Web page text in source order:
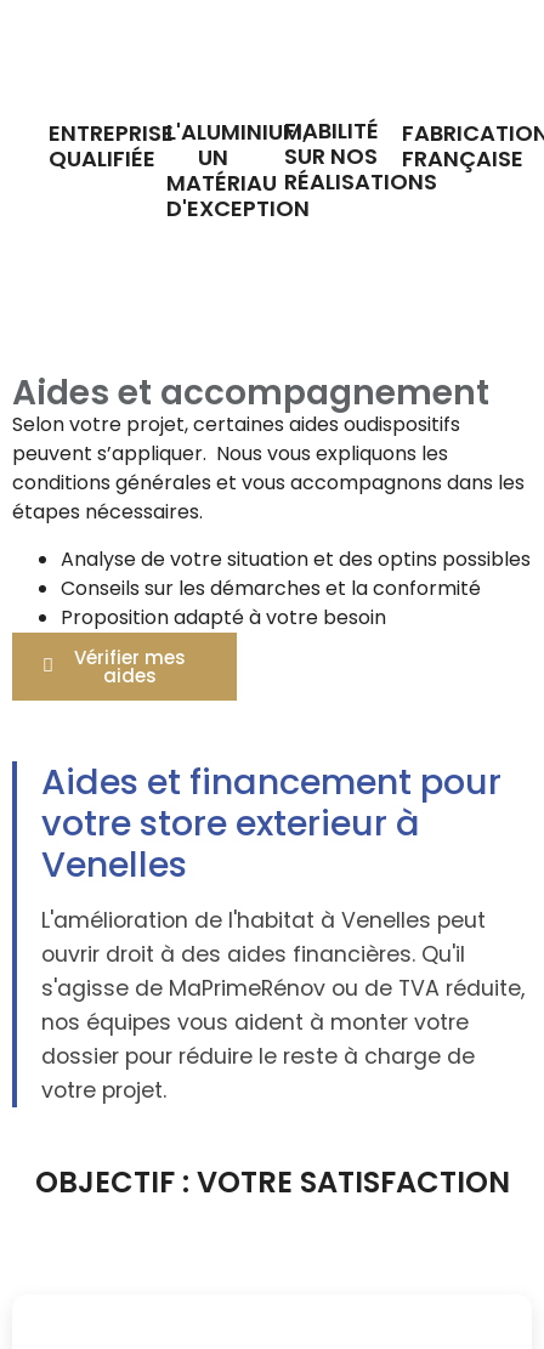
ENTREPRISE
QUALIFIÉE
L'ALUMINIUM,
UN
MATÉRIAU
D'EXCEPTION
FIABILITÉ
SUR NOS
RÉALISATIONS
FRANÇAISE
Aides et accompagnement
Selon votre projet, certaines aides oudispositifs
peuvent s’appliquer. Nous vous expliquons les
conditions générales et vous accompagnons dans les
étapes nécessaires.
Analyse de votre situation et des optins possibles
Conseils sur les démarches et la conformité
Proposition adapté à votre besoin
Vérifier mes
aides
Aides et financement pour
votre store exterieur à
Venelles
L'amélioration de l'habitat à Venelles peut
ouvrir droit à des aides financières. Qu'il
s'agisse de MaPrimeRénov ou de TVA réduite,
nos équipes vous aident à monter votre
dossier pour réduire le reste à charge de
votre projet.
OBJECTIF : VOTRE SATISFACTION